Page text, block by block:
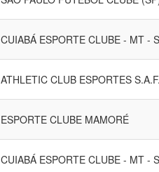
CUIABÁ ESPORTE CLUBE - MT -
ATHLETIC CLUB ESPORTES S.A.F.
ESPORTE CLUBE MAMORÉ
CUIABÁ ESPORTE CLUBE - MT -